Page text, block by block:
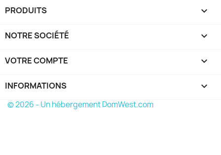
PRODUITS 
NOTRE SOCIÉTÉ 
VOTRE COMPTE 
INFORMATIONS keyboard_arrow_down
© 2026 - Un hébergement DomWest.com